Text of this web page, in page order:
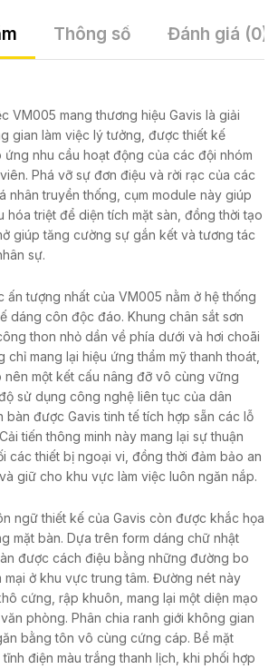
Thông số Đánh giá (0)
VM005 mang thương hiệu Gavis là giải
gian làm việc lý tưởng, được thiết kế
nhu cầu hoạt động của các đội nhóm
Phá vỡ sự đơn điệu và rời rạc của các
nhân truyền thống, cụm module này giúp
hóa triệt để diện tích mặt sàn, đồng thời tạo
giúp tăng cường sự gắn kết và tương tác
sự.
ấn tượng nhất của VM005 nằm ở hệ thống
dáng côn độc đáo. Khung chân sắt sơn
thon nhỏ dần về phía dưới và hơi choãi
chỉ mang lại hiệu ứng thẩm mỹ thanh thoát,
nên một kết cấu nâng đỡ vô cùng vững
sử dụng công nghệ liên tục của dân
bàn được Gavis tinh tế tích hợp sẵn các lỗ
tiến thông minh này mang lại sự thuận
các thiết bị ngoại vi, đồng thời đảm bảo an
giữ cho khu vực làm việc luôn ngăn nắp.
ngữ thiết kế của Gavis còn được khắc họa
mặt bàn. Dựa trên form dáng chữ nhật
được cách điệu bằng những đường bo
mại ở khu vực trung tâm. Đường nét này
cứng, rập khuôn, mang lại một diện mạo
phòng. Phân chia ranh giới không gian
bằng tôn vô cùng cứng cáp. Bề mặt
điện màu trắng thanh lịch, khi phối hợp